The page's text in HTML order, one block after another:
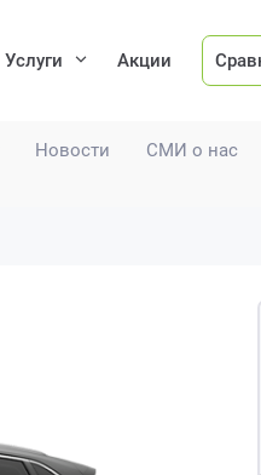
Новости СМИ о нас
Услуги Акции